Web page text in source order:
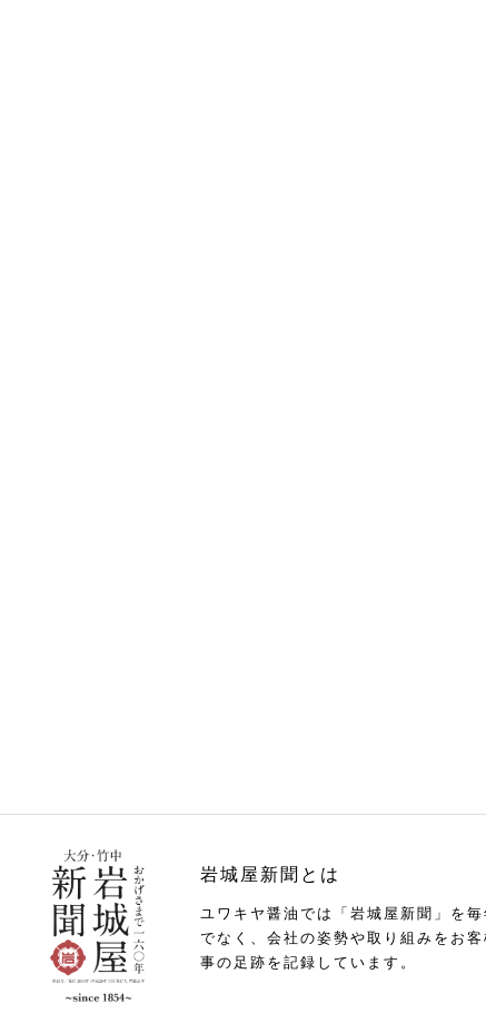
岩城屋新聞とは
ユワキヤ醤油では「岩城屋新聞」を
でなく、会社の姿勢や取り組みをお
事の足跡を記録しています。